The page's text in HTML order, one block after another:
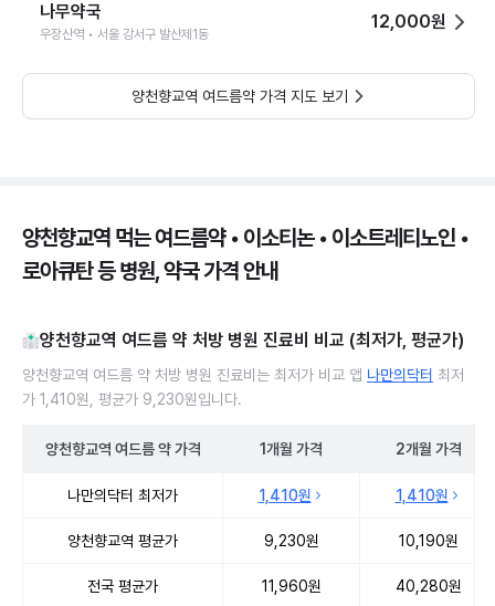
나무약국
우장산역 • 서울 강서구 발산제1동
12,000원
양천향교역 여드름약 가격 지도 보기
양천향교역 먹는 여드름약 • 이소티논 • 이소트레티노인 •
로아큐탄 등 병원, 약국 가격 안내
양천향교역 여드름 약 처방 병원 진료비 비교 (최저가, 평균가)
양천향교역 여드름 약 처방 병원 진료비는 최저가 비교 앱 나만의닥터 최저
가 1,410원, 평균가 9,230원입니다.
양천향교역 여드름 약가격 1개월 가격 2개월 가격
나만의닥터 최저가 1,410원 1,410원
양천향교역 평균가 9,230원 10,190원
전국 평균가 11,960원 40,280원